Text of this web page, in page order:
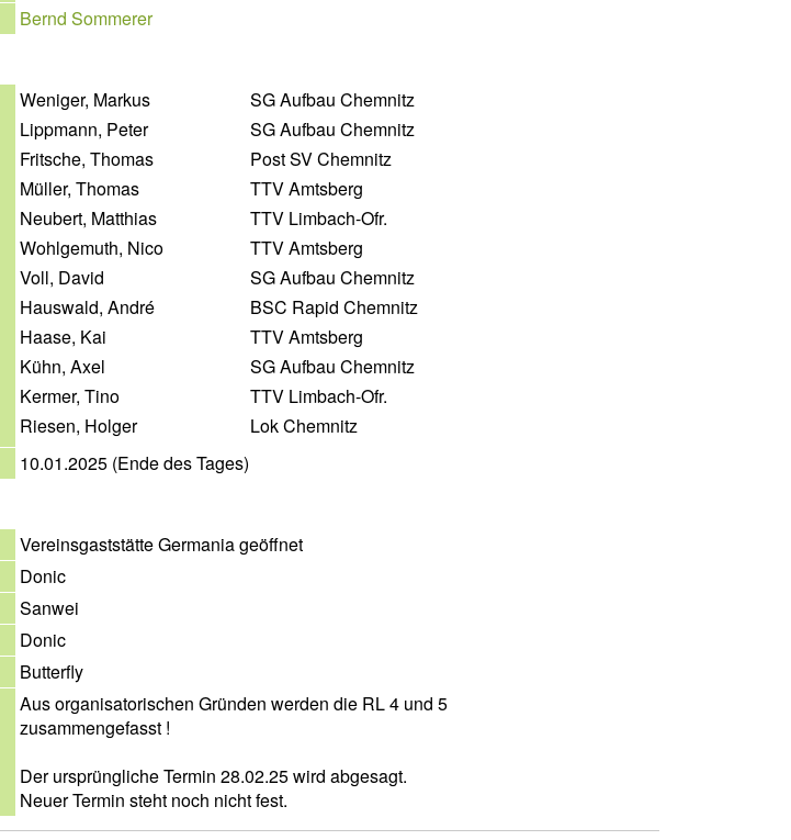
Bernd Sommerer
Weniger, Markus
SG Aufbau Chemnitz
Lippmann, Peter
SG Aufbau Chemnitz
Fritsche, Thomas
Post SV Chemnitz
Müller, Thomas
TTV Amtsberg
Neubert, Matthias
TTV Limbach-Ofr.
Wohlgemuth, Nico
TTV Amtsberg
Voll, David
SG Aufbau Chemnitz
Hauswald, André
BSC Rapid Chemnitz
Haase, Kai
TTV Amtsberg
Kühn, Axel
SG Aufbau Chemnitz
Kermer, Tino
TTV Limbach-Ofr.
Riesen, Holger
Lok Chemnitz
10.01.2025 (Ende des Tages)
Vereinsgaststätte Germania geöffnet
Donic
Sanwei
Donic
Butterfly
Aus organisatorischen Gründen werden die RL 4 und 5
zusammengefasst !
Der ursprüngliche Termin 28.02.25 wird abgesagt.
Neuer Termin steht noch nicht fest.